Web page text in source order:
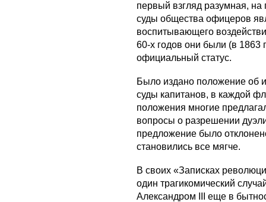
первый взгляд разумная, на
суды общества офицеров
воспитывающего
60-х годов они были (в 1863
официальный статус.
Было издано положение об
суды капитанов, в каждой
положения многие
вопросы о разрешении
предложение было
становились все мягче.
В своих «Записках
один трагикомический
Александром III еще в